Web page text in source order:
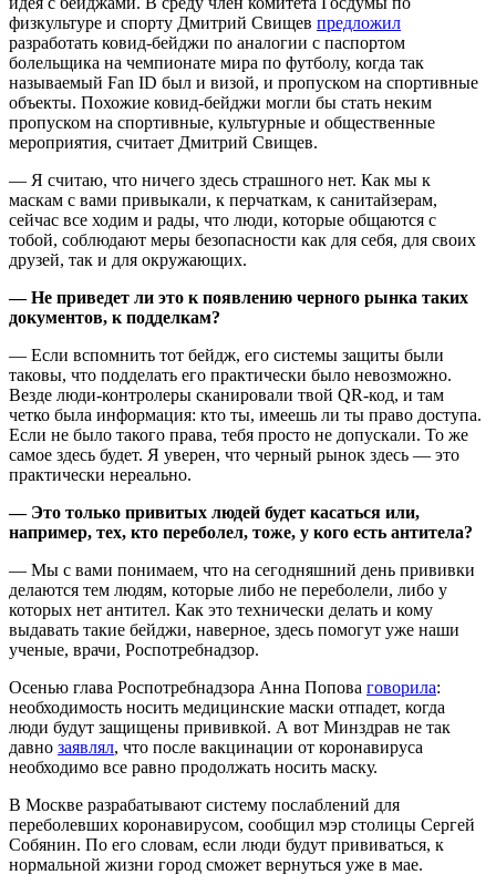
физкультуре и спорту Дмитрий Свищев предложил
разработать ковид-бейджи по аналогии с паспортом
болельщика на чемпионате мира по футболу, когда так
называемый Fan ID был и визой, и пропуском на спортивные
объекты. Похожие ковид-бейджи могли бы стать неким
пропуском на спортивные, культурные и общественные
мероприятия, считает Дмитрий Свищев.
— Я считаю, что ничего здесь страшного нет. Как мы к
маскам с вами привыкали, к перчаткам, к санитайзерам,
сейчас все ходим и рады, что люди, которые общаются с
тобой, соблюдают меры безопасности как для себя, для своих
друзей, так и для окружающих.
— Не приведет ли это к появлению черного рынка таких
документов, к подделкам?
— Если вспомнить тот бейдж, его системы защиты были
таковы, что подделать его практически было невозможно.
Везде люди-контролеры сканировали твой QR-код, и там
четко была информация: кто ты, имеешь ли ты право доступа.
Если не было такого права, тебя просто не допускали. То же
самое здесь будет. Я уверен, что черный рынок здесь — это
практически нереально.
— Это только привитых людей будет касаться или,
например, тех, кто переболел, тоже, у кого есть антитела?
— Мы с вами понимаем, что на сегодняшний день прививки
делаются тем людям, которые либо не переболели, либо у
которых нет антител. Как это технически делать и кому
выдавать такие бейджи, наверное, здесь помогут уже наши
ученые, врачи, Роспотребнадзор.
Осенью глава Роспотребнадзора Анна Попова говорила:
необходимость носить медицинские маски отпадет, когда
люди будут защищены прививкой. А вот Минздрав не так
давно заявлял, что после вакцинации от коронавируса
необходимо все равно продолжать носить маску.
В Москве разрабатывают систему послаблений для
переболевших коронавирусом, сообщил мэр столицы Сергей
Собянин. По его словам, если люди будут прививаться, к
нормальной жизни город сможет вернуться уже в мае.